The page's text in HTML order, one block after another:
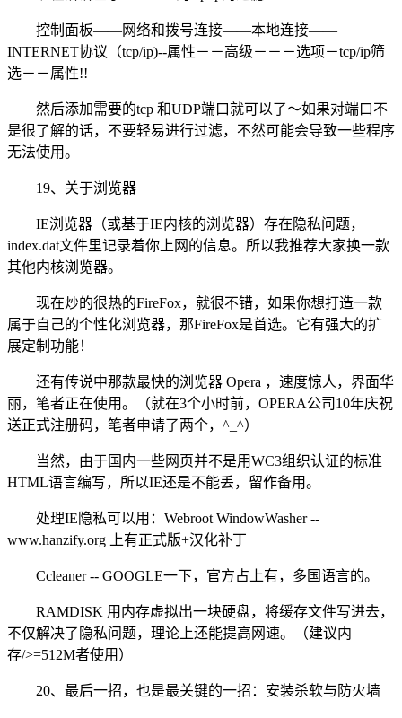
控制面板——网络和拨号连接——本地连接——
INTERNET协议（tcp/ip)--属性－－高级－－－选项－tcp/ip筛
选－－属性!!
然后添加需要的tcp 和UDP端口就可以了～如果对端口不
是很了解的话，不要轻易进行过滤，不然可能会导致一些程序
无法使用。
19、关于浏览器
IE浏览器（或基于IE内核的浏览器）存在隐私问题，
index.dat文件里记录着你上网的信息。所以我推荐大家换一款
其他内核浏览器。
现在炒的很热的FireFox，就很不错，如果你想打造一款
属于自己的个性化浏览器，那FireFox是首选。它有强大的扩
展定制功能！
还有传说中那款最快的浏览器 Opera ，速度惊人，界面华
丽，笔者正在使用。（就在3个小时前，OPERA公司10年庆祝
送正式注册码，笔者申请了两个，^_^）
当然，由于国内一些网页并不是用WC3组织认证的标准
HTML语言编写，所以IE还是不能丢，留作备用。
处理IE隐私可以用：Webroot WindowWasher --
www.hanzify.org 上有正式版+汉化补丁
Ccleaner -- GOOGLE一下，官方占上有，多国语言的。
RAMDISK 用内存虚拟出一块硬盘，将缓存文件写进去，
不仅解决了隐私问题，理论上还能提高网速。（建议内
存/>=512M者使用）
20、最后一招，也是最关键的一招：安装杀软与防火墙